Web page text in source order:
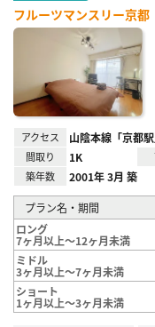
フルーツマンスリー京
アクセス 山陰本線「京都
間取り 1K
築年数 2001年 3月 築
プラン名・期間
ロング
7ヶ月以上～12ヶ月未満
ミドル
3ヶ月以上～7ヶ月未満
ショート
1ヶ月以上～3ヶ月未満